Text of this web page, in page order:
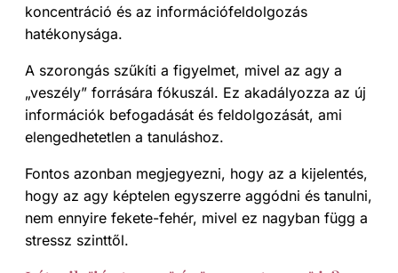
koncentráció és az információfeldolgozás
hatékonysága.
A szorongás szűkíti a figyelmet, mivel az agy a
„veszély” forrására fókuszál. Ez akadályozza az új
információk befogadását és feldolgozását, ami
elengedhetetlen a tanuláshoz.
Fontos azonban megjegyezni, hogy az a kijelentés,
hogy az agy képtelen egyszerre aggódni és tanulni,
nem ennyire fekete-fehér, mivel ez nagyban függ a
stressz szinttől.